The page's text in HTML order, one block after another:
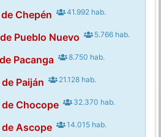
Chepén 41.992 hab.
Pueblo Nuevo 5.766 hab.
Pacanga 8.750 hab.
Paiján 21.128 hab.
Chocope 32.370 hab.
Ascope 14.015 hab.